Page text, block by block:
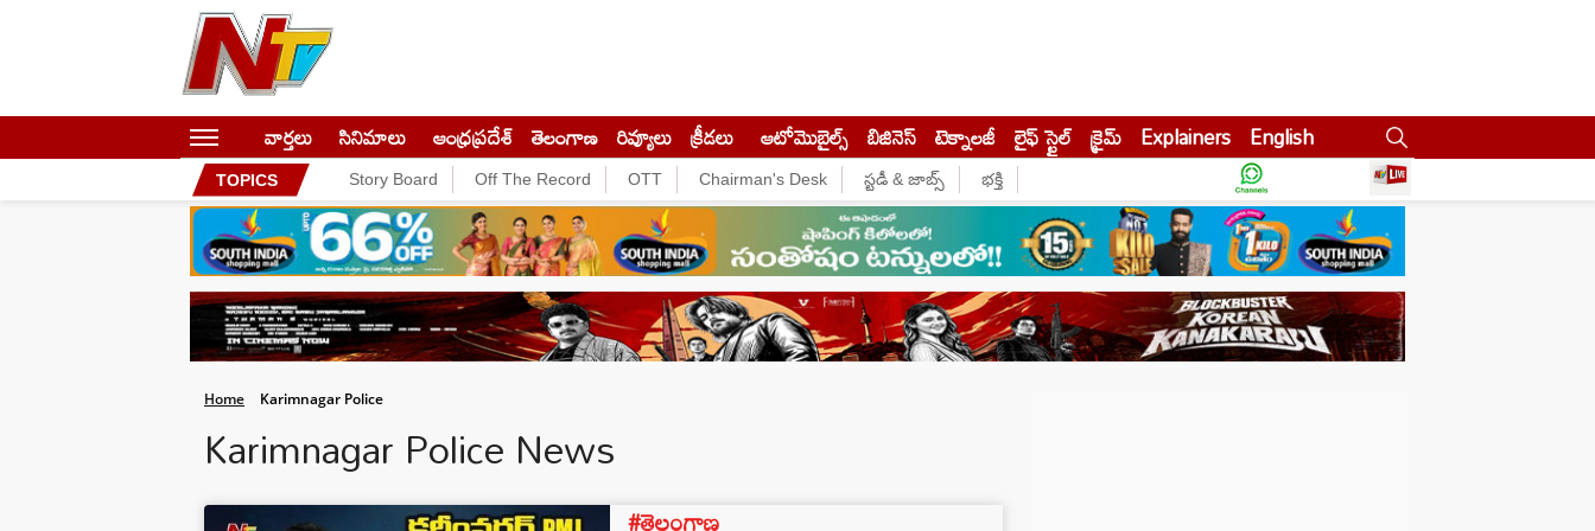
వార్తలు సినిమాలు ఆంధ్రప్రదేశ్ తెలంగాణ రివ్యూలు క్రీడలు ఆటోమొబైల్స్ బిజినెస్‌ టెక్నాలజీ లైఫ్ స్టైల్ క్రైమ్ Explainers English
TOPICS Story Board Off The Record OTT Chairman's Desk స్టడీ & జాబ్స్ భక్తి
Home Karimnagar Police
Karimnagar Police News
#తెలంగాణ